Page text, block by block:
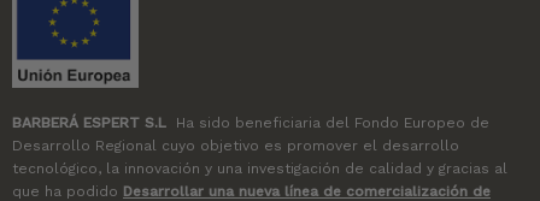
BARBERÁ ESPERT S.L Ha sido beneficiaria del Fondo Europeo de
Desarrollo Regional cuyo objetivo es promover el desarrollo
tecnológico, la innovación y una investigación de calidad y gracias al
que ha podido Desarrollar una nueva línea de comercialización de